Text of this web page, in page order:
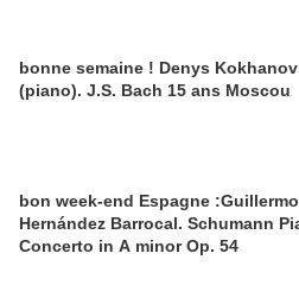
bonne semaine ! Denys Kokhanovsky
(piano). J.S. Bach 15 ans Moscou
bon week-end Espagne :Guillermo
Hernández Barrocal. Schumann Piano
Concerto in A minor Op. 54